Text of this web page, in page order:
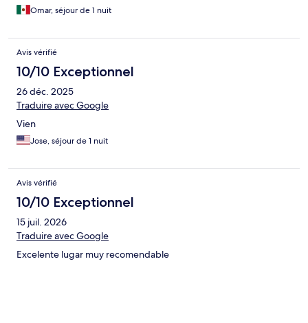
Omar, séjour de 1 nuit
Avis vérifié
10/10 Exceptionnel
26 déc. 2025
Traduire avec Google
Vien
Jose, séjour de 1 nuit
Avis vérifié
10/10 Exceptionnel
15 juil. 2026
Traduire avec Google
Excelente lugar muy recomendable